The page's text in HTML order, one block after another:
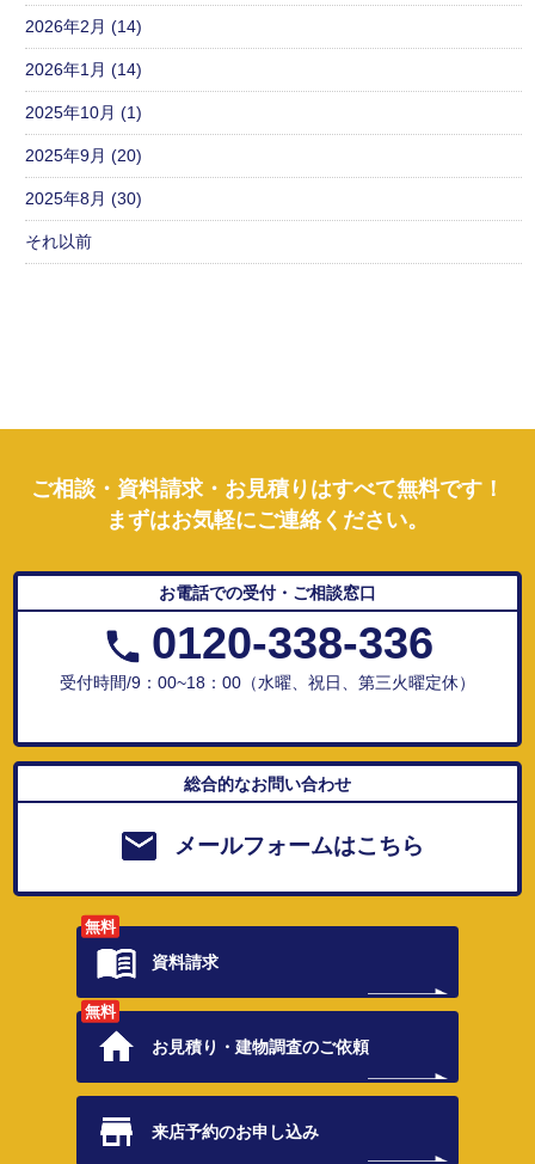
2026年2月 (14)
2026年1月 (14)
2025年10月 (1)
2025年9月 (20)
2025年8月 (30)
それ以前
ご相談・資料請求・お見積りはすべて無料です！
まずはお気軽にご連絡ください。
お電話での受付・ご相談窓口
0120-338-336
受付時間/9：00~18：00（水曜、祝日、第三火曜定休）
総合的なお問い合わせ
メールフォームはこちら
無料
資料請求
無料
お見積り・建物調査のご依頼
来店予約のお申し込み